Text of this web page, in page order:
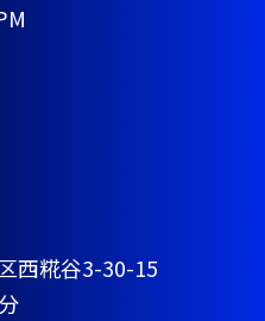
西糀谷3-30-15